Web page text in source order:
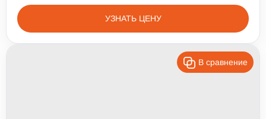
УЗНАТЬ ЦЕНУ
В сравнение